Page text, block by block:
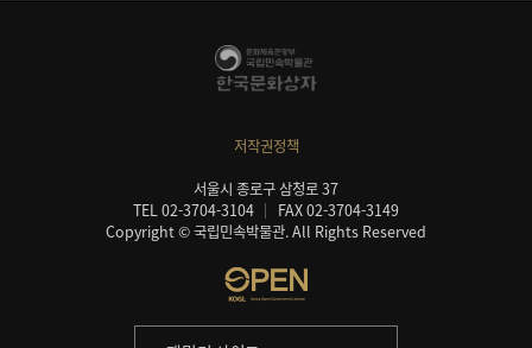
저작권정책
서울시 종로구 삼청로 37
TEL 02-3704-3104
FAX 02-3704-3149
Copyright © 국립민속박물관. All Rights Reserved